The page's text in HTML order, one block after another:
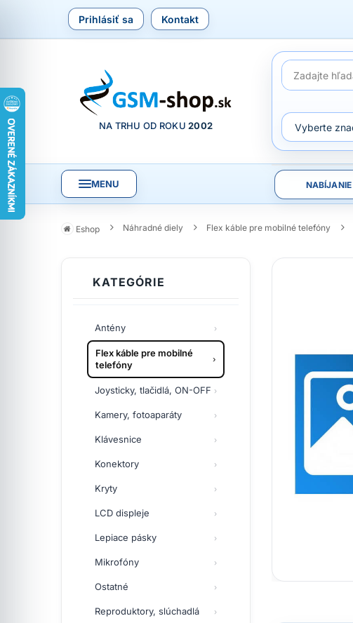
Prihlásiť sa Kontakt
NA TRHU OD ROKU2002
MENU NABÍJANIE
Eshop Náhradné diely Flex káble pre mobilné telefóny
KATEGÓRIE
Antény
Flex káble pre mobilné
telefóny
Joysticky, tlačidlá, ON-OFF
Kamery, fotoaparáty
Klávesnice
Konektory
Kryty
LCD displeje
Lepiace pásky
Mikrofóny
Ostatné
Reproduktory, slúchadlá